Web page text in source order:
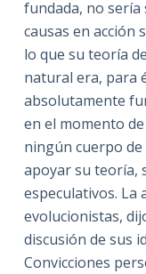
fundada, no sería
causas en acción
lo que su teoría
natural era, para
absolutamente
en el momento
ningún cuerpo
apoyar su teoría,
especulativos.
evolucionistas,
discusión de sus
Convicciones